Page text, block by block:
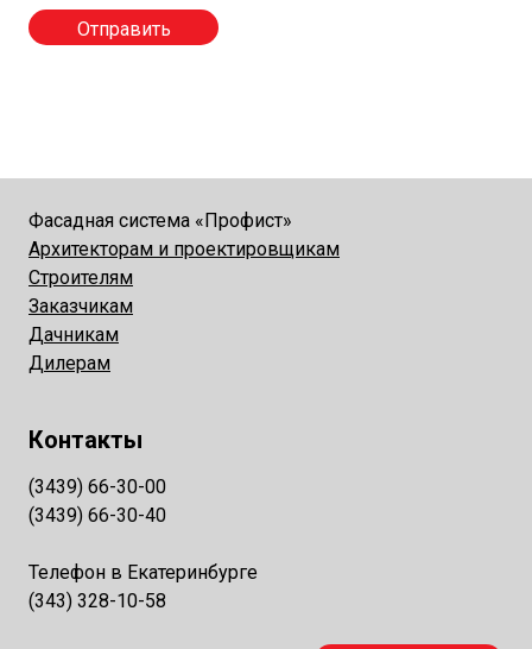
Фасадная система «Профист»
Архитекторам и проектировщикам
Строителям
Заказчикам
Дачникам
Дилерам
Контакты
(3439) 66-30-00
(3439) 66-30-40
Телефон в Екатеринбурге
(343) 328-10-58